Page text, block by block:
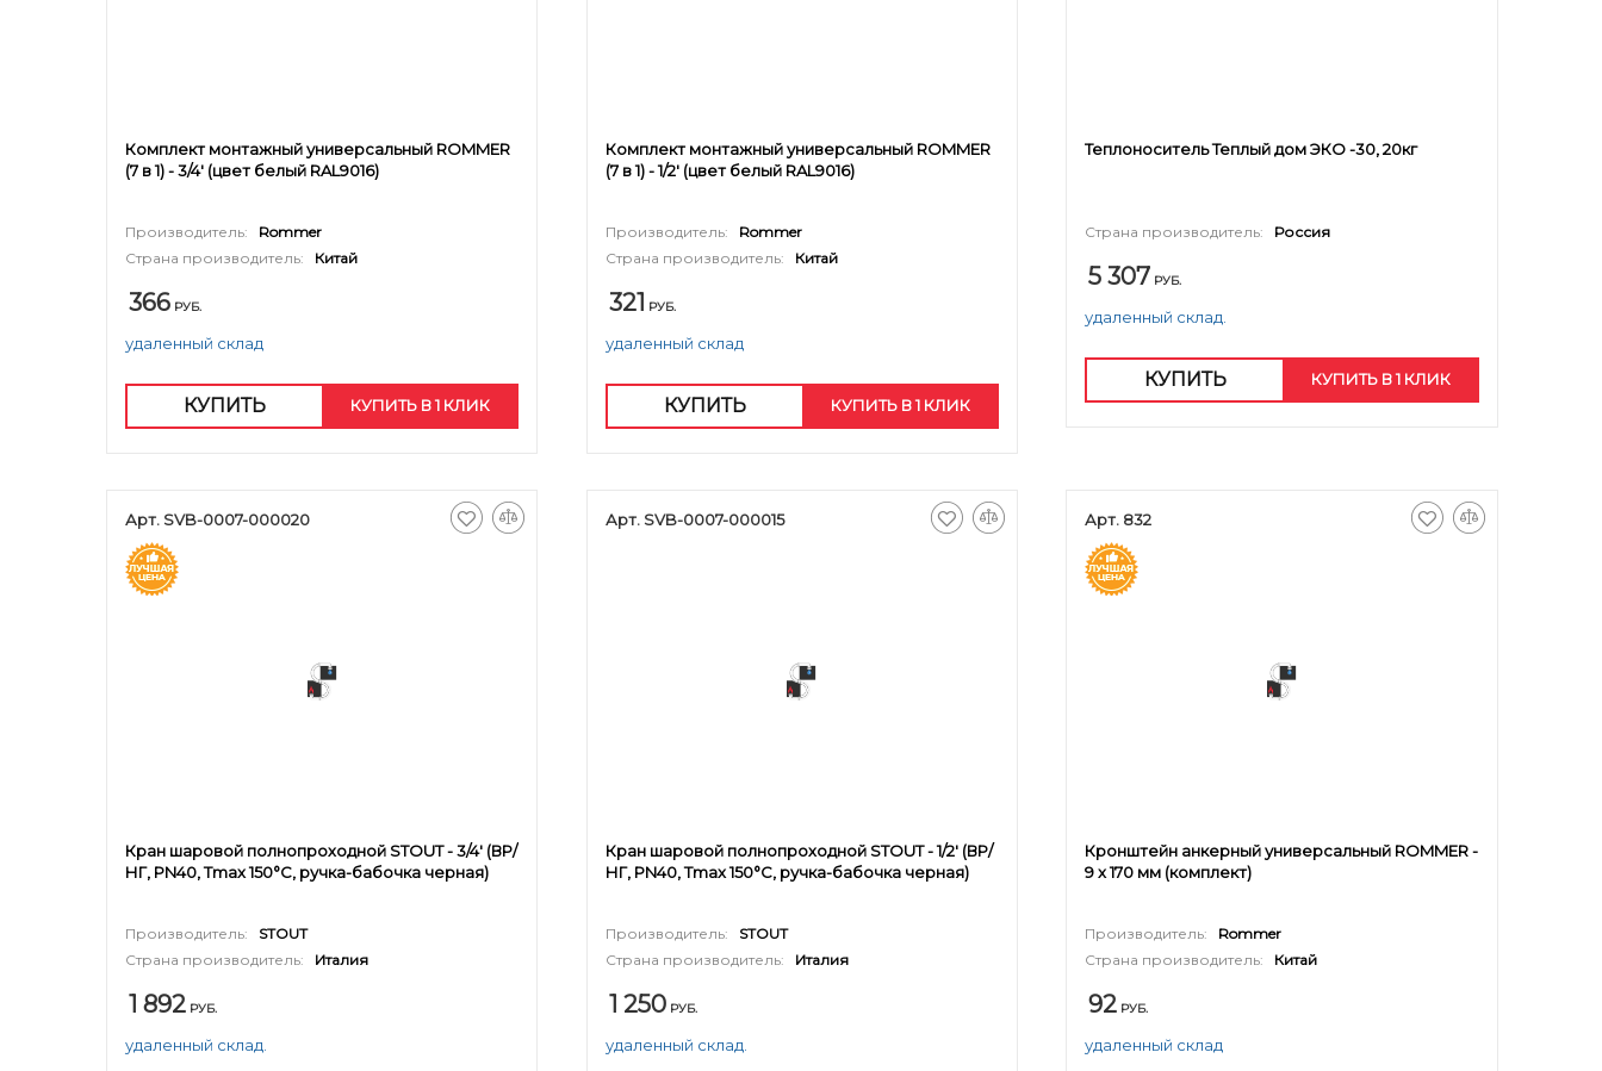
Комплект монтажный универсальный ROMMER
(7 в 1) - 3/4' (цвет белый RAL9016)
Производитель:
Rommer
Страна производитель:
Китай
366 РУБ.
удаленный склад
КУПИТЬ КУПИТЬ В 1 КЛИК
Комплект монтажный универсальный ROMMER
(7 в 1) - 1/2' (цвет белый RAL9016)
Производитель:
Rommer
Страна производитель:
Китай
321 РУБ.
удаленный склад
КУПИТЬ КУПИТЬ В 1 КЛИК
Теплоноситель Теплый дом ЭКО -30, 20кг
Страна производитель: Россия
5 307 РУБ.
удаленный склад.
КУПИТЬ КУПИТЬ В 1 КЛИК
Арт. SVB-0007-000020
Кран шаровой полнопроходной STOUT - 3/4' (ВР/
НГ, PN40, Tmax 150°С, ручка-бабочка черная)
Производитель:
STOUT
Страна производитель:
Италия
1 892 РУБ.
удаленный склад.
Арт. SVB-0007-000015
Кран шаровой полнопроходной STOUT - 1/2' (ВР/
НГ, PN40, Tmax 150°С, ручка-бабочка черная)
Производитель:
STOUT
Страна производитель:
Италия
1 250 РУБ.
удаленный склад.
Арт. 832
Кронштейн анкерный универсальный ROMMER -
9 x 170 мм (комплект)
Производитель:
Rommer
Страна производитель:
Китай
92 РУБ.
удаленный склад